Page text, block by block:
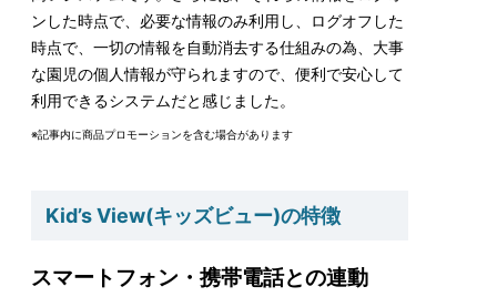
ンした時点で、必要な情報のみ利用し、ログオフした
時点で、一切の情報を自動消去する仕組みの為、大事
な園児の個人情報が守られますので、便利で安心して
利用できるシステムだと感じました。
※記事内に商品プロモーションを含む場合があります
Kid’s View(キッズビュー)の特徴
スマートフォン・携帯電話との連動